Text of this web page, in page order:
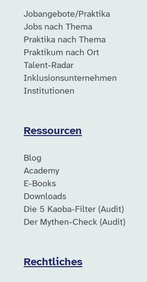
Jobangebote/Praktika
Jobs nach Thema
Praktika nach Thema
Praktikum nach Ort
Talent-Radar
Inklusionsunternehmen
Institutionen
Ressourcen
Blog
Academy
E-Books
Downloads
Die 5 Kaoba-Filter (Audit)
Der Mythen-Check (Audit)
Rechtliches